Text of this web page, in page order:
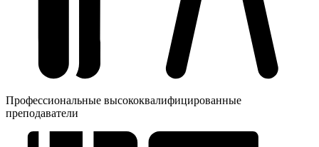
Профессиональные высококвалифицированные
преподаватели